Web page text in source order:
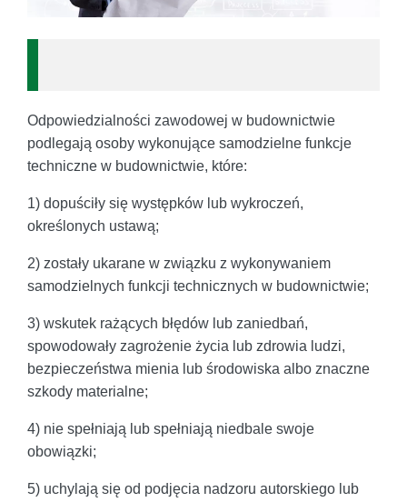
Odpowiedzialności zawodowej w budownictwie
podlegają osoby wykonujące samodzielne funkcje
techniczne w budownictwie, które:
1) dopuściły się występków lub wykroczeń,
określonych ustawą;
2) zostały ukarane w związku z wykonywaniem
samodzielnych funkcji technicznych w budownictwie;
3) wskutek rażących błędów lub zaniedbań,
spowodowały zagrożenie życia lub zdrowia ludzi,
bezpieczeństwa mienia lub środowiska albo znaczne
szkody materialne;
4) nie spełniają lub spełniają niedbale swoje
obowiązki;
5) uchylają się od podjęcia nadzoru autorskiego lub